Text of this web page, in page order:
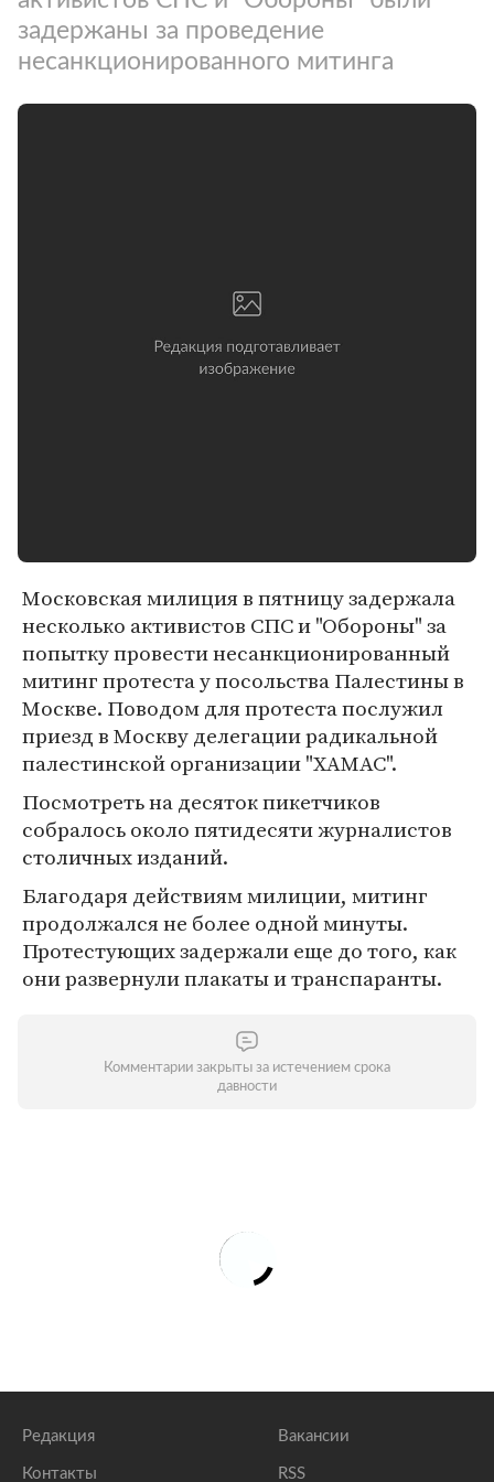
задержаны за проведение
несанкционированного митинга
Московская милиция в пятницу задержала
несколько активистов СПС и "Обороны" за
попытку провести несанкционированный
митинг протеста у посольства Палестины в
Москве. Поводом для протеста послужил
приезд в Москву делегации радикальной
палестинской организации "ХАМАС".
Посмотреть на десяток пикетчиков
собралось около пятидесяти журналистов
столичных изданий.
Благодаря действиям милиции, митинг
продолжался не более одной минуты.
Протестующих задержали еще до того, как
они развернули плакаты и транспаранты.
Комментарии закрыты за истечением срока
давности
Редакция
Контакты
Вакансии
RSS